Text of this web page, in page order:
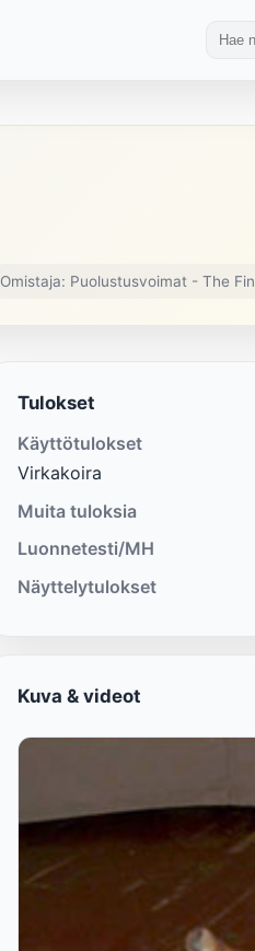
Omistaja: Puolustusvoimat - The
Tulokset
Käyttötulokset
Virkakoira
Muita tuloksia
Luonnetesti/MH
Näyttelytulokset
Kuva & videot